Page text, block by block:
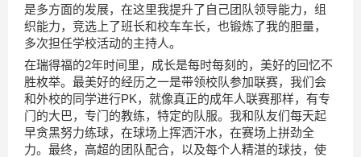
是多方面的发展，在这里我提升了自己团队领导能力，组
织能力，竞选上了班长和校车车长，也锻炼了我的胆量，
多次担任学校活动的主持人。
在瑞得福的2年时间里，成长是每时每刻的，美好的回忆不
胜枚举。最美好的经历之一是带领校队参加联赛，我们会
和外校的同学进行PK，就像真正的成年人联赛那样，有专
门的大巴，专门的教练，特定的队服。我和队友们每天起
早贪黑努力练球，在球场上挥洒汗水，在赛场上拼劲全
力。最终，高超的团队配合，以及每个人精湛的球技，使